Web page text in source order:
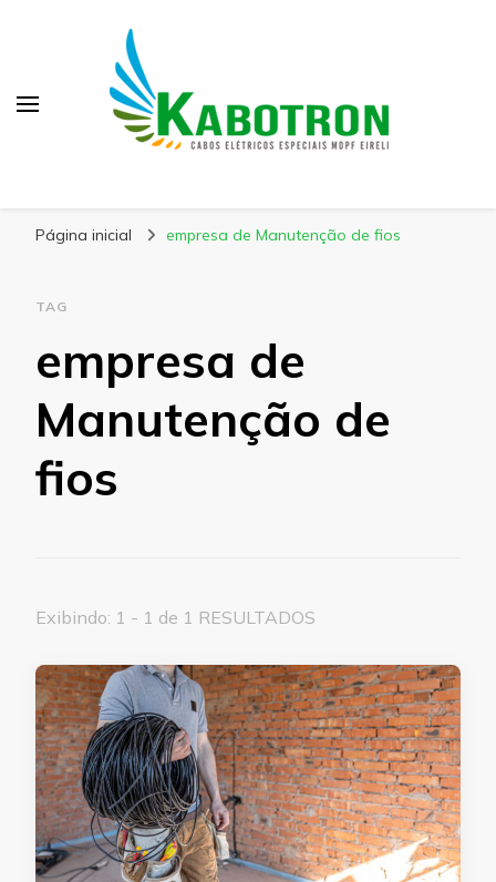
Página inicial empresa de Manutenção de fios
TAG
empresa de
Manutenção de
fios
Exibindo: 1 - 1 de 1 RESULTADOS